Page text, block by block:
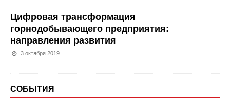
Цифровая трансформация
горнодобывающего предприятия:
направления развития
3 октября 2019
СОБЫТИЯ